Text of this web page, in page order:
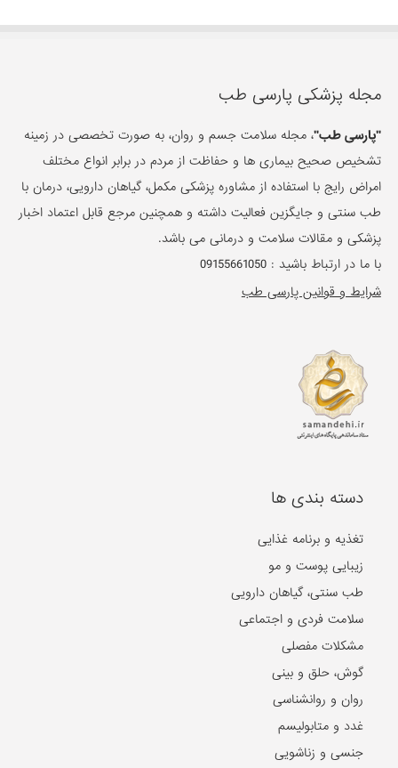
مجله پزشکی پارسی طب
"پارسی طب"، مجله سلامت جسم و روان، به صورت تخصصی در زمینه
تشخیص صحیح بیماری ها و حفاظت از مردم در برابر انواع مختلف
امراض رایج با استفاده از مشاوره پزشکی مکمل، گیاهان دارویی، درمان با
طب سنتی و جایگزین فعالیت داشته و همچنین مرجع قابل اعتماد اخبار
پزشکی و مقالات سلامت و درمانی می باشد.
با ما در ارتباط باشید :09155661050
شرایط و قوانین پارسی طب
دسته بندی ها
تغذیه و برنامه غذایی
زیبایی پوست و مو
طب سنتی، گیاهان دارویی
سلامت فردی و اجتماعی
مشکلات مفصلی
گوش، حلق و بینی
روان و روانشناسی
غدد و متابولیسم
جنسی و زناشویی